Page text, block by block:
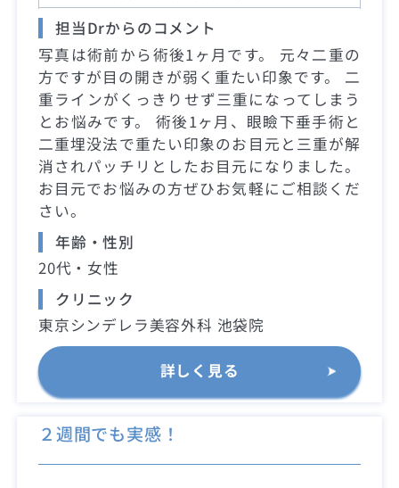
担当Drからのコメント
写真は術前から術後1ヶ月です。 元々二重の
方ですが目の開きが弱く重たい印象です。 二
重ラインがくっきりせず三重になってしまう
とお悩みです。 術後1ヶ月、眼瞼下垂手術と
二重埋没法で重たい印象のお目元と三重が解
消されパッチリとしたお目元になりました。
お目元でお悩みの方ぜひお気軽にご相談くだ
さい。
年齢・性別
20代・女性
クリニック
東京シンデレラ美容外科 池袋院
詳しく見る
２週間でも実感！